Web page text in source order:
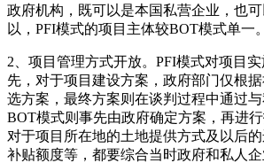
政府机构，既可以是本国私营企业，也
以，PFI模式的项目主体较BOT模式单一。
2、项目管理方式开放。PFI模式对项目
先，对于项目建设方案，政府部门仅根
选方案，最终方案则在谈判过程中通过与
BOT模式则事先由政府确定方案，再进行
对于项目所在地的土地提供方式及以后
补贴额度等，都要综合当时政府和私人